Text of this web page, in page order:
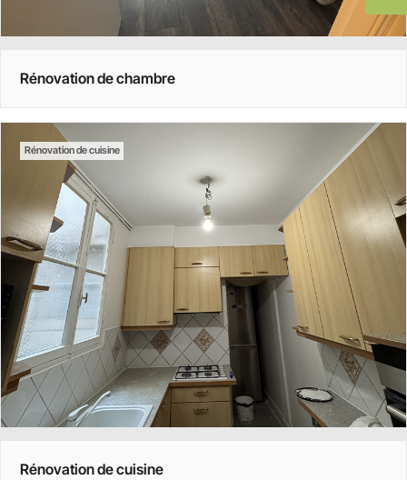
Rénovation de chambre
Rénovation de cuisine
Rénovation de cuisine